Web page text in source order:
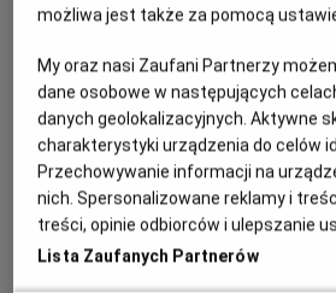
Bob Budowniczyto animowany
to Bob Budowniczy oraz jego
betoniarka, buldożer, walec i dźwig.
maszyny – darzą się wzajemnym
udowadniając, że współpraca i
pozwalają rozwiązać każdy problem.
Projekcję Filmowych Poranków
i zabawy na sali kinowej.
możliwa jest także za pomocą
My oraz nasi Zaufani Partnerzy
dane osobowe w następujących
danych geolokalizacyjnych. Aktywne
charakterystyki urządzenia do celów
Przechowywanie informacji na
nich. Spersonalizowane reklamy i
treści, opinie odbiorców i ulepszanie
Lista Zaufanych Partnerów